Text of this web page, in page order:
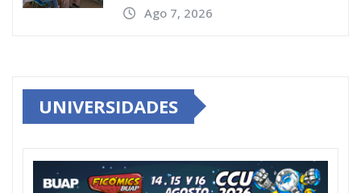
Ago 7, 2026
UNIVERSIDADES